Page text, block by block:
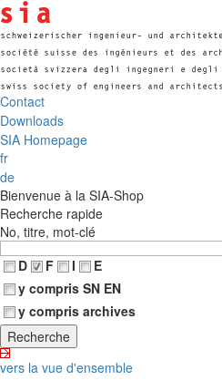
Contact
Downloads
SIA Homepage
fr
de
Bienvenue à la SIA-Shop
Recherche rapide
No, titre, mot-clé
D
F I
E
y compris SN EN
y compris archives
vers la vue d'ensemble